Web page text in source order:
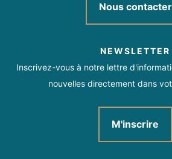
Nous contacter
NEWSLETTER
Inscrivez-vous à notre lettre
nouvelles directement dans
M'inscrire